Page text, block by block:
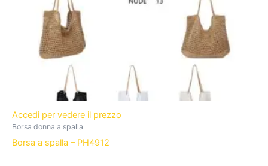
Accedi per vedere il prezzo
Borsa donna a spalla
Borsa a spalla – PH4912